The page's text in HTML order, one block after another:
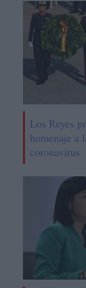
Los Reyes
homenaje a
coronavirus